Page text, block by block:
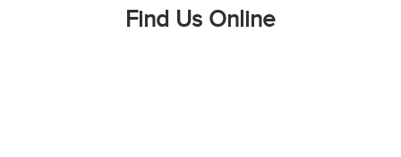
Find Us Online